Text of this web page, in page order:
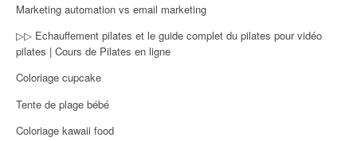
Marketing automation vs email marketing
▷▷ Echauffement pilates et le guide complet du pilates pour vidéo
pilates | Cours de Pilates en ligne
Coloriage cupcake
Tente de plage bébé
Coloriage kawaii food